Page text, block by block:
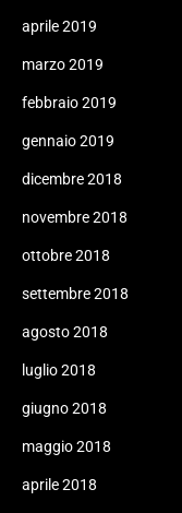
aprile 2019
marzo 2019
febbraio 2019
gennaio 2019
dicembre 2018
novembre 2018
ottobre 2018
settembre 2018
agosto 2018
luglio 2018
giugno 2018
maggio 2018
aprile 2018